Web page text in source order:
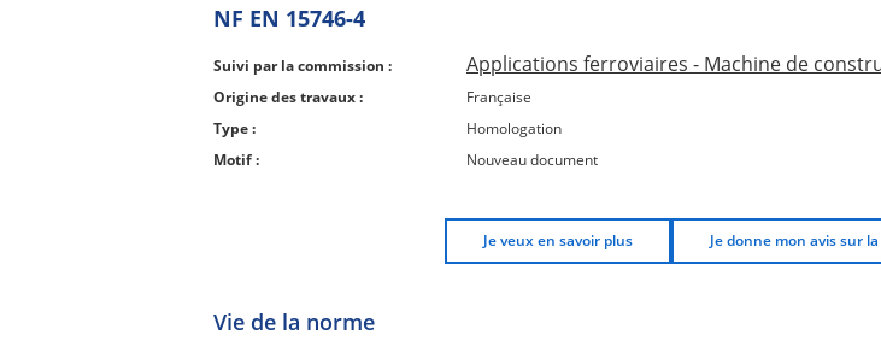
NF EN 15746-4
Suivi par la commission : Applications ferroviaires - Machine de
Origine des travaux :
Française
Type :
Homologation
Motif :
Nouveau document
Je veux en savoir plus Je donne mon avis sur
Vie de la norme